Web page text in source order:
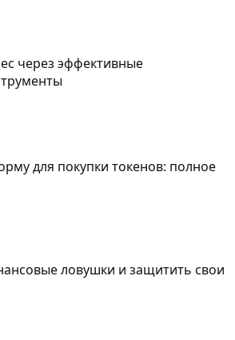
через эффективные
для покупки токенов: полное
ловушки и защитить свои